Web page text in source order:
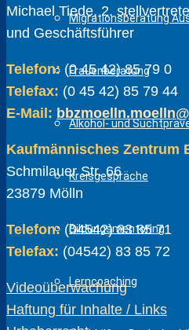
Migrationsberatung
Frauenberatung
Alkohol- und
Kreisgespräche
Bildungsmentoring
Lerncoaching
Michael Tiede, 2.
und Geschäftsführer
Telefon: (0 45 42) 85 79 0
Telefax: (0 45 42) 85 79 44
E-Mail:
Kaufmännisches Zentrum
Schmilauer Str. 66
23879 Mölln
Telefon: (04542) 83 85 71
Telefax: (04542) 83 85 72
Videoüberwachung
Haftung für Inhalte / Links